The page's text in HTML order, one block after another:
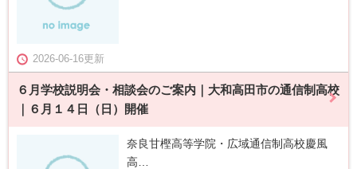
2026-06-16更新
６月学校説明会・相談会のご案内｜大和高田市の通信制高校
｜６月１４日（日）開催
奈良甘樫高等学院・広域通信制高校慶風
高…